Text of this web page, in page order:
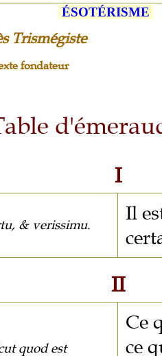
ÉSOTÉRISME
Trismégiste
fondateur
I
& verissimu.
Il
II
quod est
Ce
ce